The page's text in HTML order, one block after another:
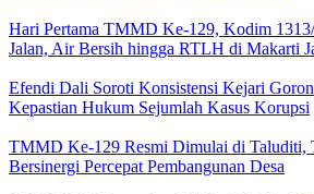
Hari Pertama TMMD Ke-129, Kodim
Jalan, Air Bersih hingga RTLH di Makarti
Efendi Dali Soroti Konsistensi Kejari
Kepastian Hukum Sejumlah Kasus Korupsi
TMMD Ke-129 Resmi Dimulai di Taluditi,
Bersinergi Percepat Pembangunan Desa